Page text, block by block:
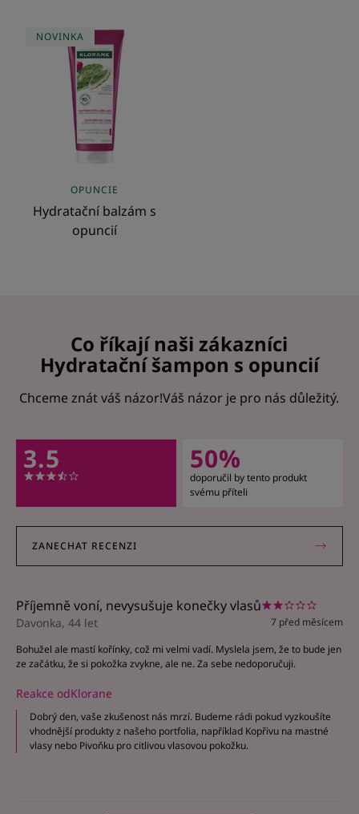
Hydratační
balzám
s
opuncií
NOVINKA
OPUNCIE
Hydratační balzám s
opuncií
Co říkají naši zákazníci
Hydratační šampon s opuncií
Chceme znát váš názor!Váš názor je pro nás důležitý.
3.5 50%
doporučil by tento produkt
svému příteli
ZANECHAT RECENZI
Příjemně voní, nevysušuje konečky vlasů
Davonka, 44 let
7 před měsícem
Bohužel ale mastí kořínky, což mi velmi vadí. Myslela jsem, že to bude jen
ze začátku, že si pokožka zvykne, ale ne. Za sebe nedoporučuji.
Reakce odKlorane
Dobrý den, vaše zkušenost nás mrzí. Budeme rádi pokud vyzkoušíte
vhodnější produkty z našeho portfolia, například Kopřivu na mastné
vlasy nebo Pivoňku pro citlivou vlasovou pokožku.